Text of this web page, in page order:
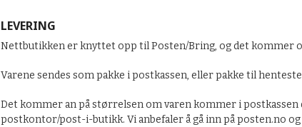
LEVERING
Nettbutikken er knyttet opp til Posten/Bring, og det kommer
Varene sendes som pakke i postkassen, eller pakke til
Det kommer an på størrelsen om varen kommer i
postkontor/post-i-butikk. Vi anbefaler å gå inn på posten.no